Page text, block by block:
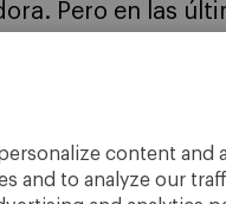
content
and to analyze our
Pero en las